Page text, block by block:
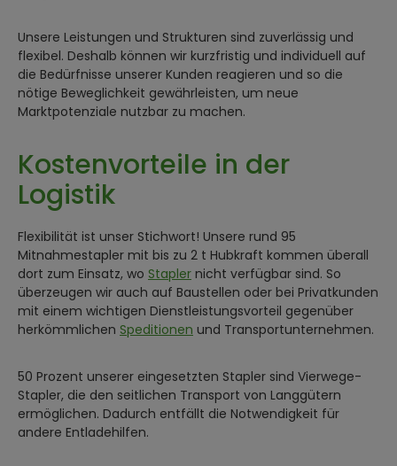
Unsere Leistungen und Strukturen sind zuverlässig und
flexibel. Deshalb können wir kurzfristig und individuell auf
die Bedürfnisse unserer Kunden reagieren und so die
nötige Beweglichkeit gewährleisten, um neue
Marktpotenziale nutzbar zu machen.
Kostenvorteile in der
Logistik
Flexibilität ist unser Stichwort! Unsere rund 95
Mitnahmestapler mit bis zu 2 t Hubkraft kommen überall
dort zum Einsatz, wo Stapler nicht verfügbar sind. So
überzeugen wir auch auf Baustellen oder bei Privatkunden
mit einem wichtigen Dienstleistungsvorteil gegenüber
herkömmlichen Speditionen und Transportunternehmen.
50 Prozent unserer eingesetzten Stapler sind Vierwege-
Stapler, die den seitlichen Transport von Langgütern
ermöglichen. Dadurch entfällt die Notwendigkeit für
andere Entladehilfen.